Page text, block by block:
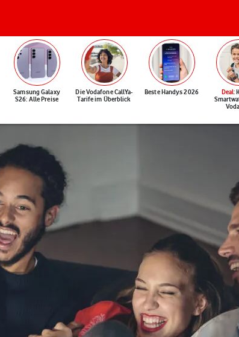
Samsung Galaxy
S26: Alle Preise
Die Vodafone CallYa-
Tarife im Überblick
Beste Handys 2026 Deal: